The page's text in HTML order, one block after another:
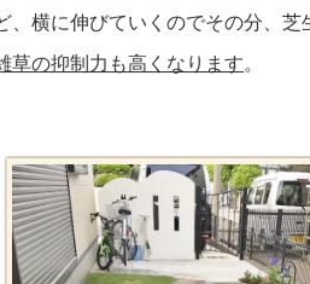
、横に伸びていくのでその分、芝
草の抑制力も高くなります。